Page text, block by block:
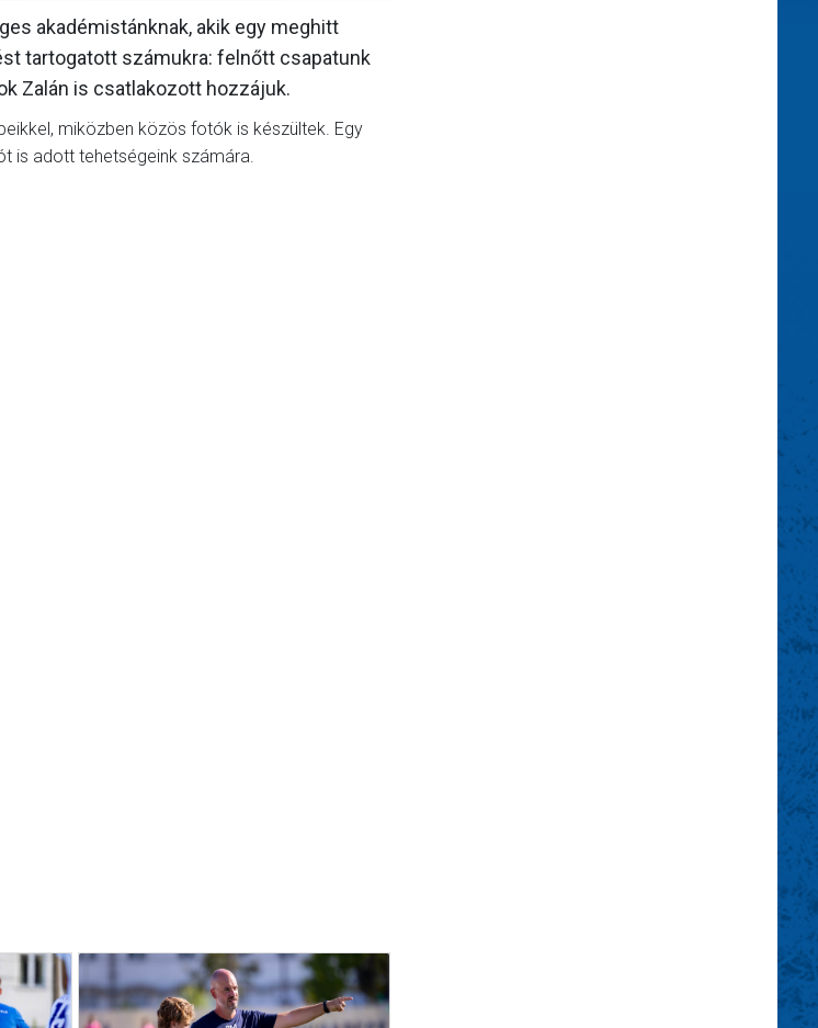
akadémistánknak, akik egy meghitt
tartogatott számukra: felnőtt csapatunk
Zalán is csatlakozott hozzájuk.
miközben közös fotók is készültek. Egy
is adott tehetségeink számára.